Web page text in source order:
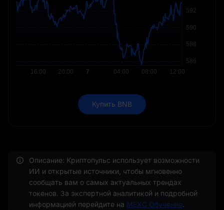
Купить BNB
Описание: Криптопульс использует возможности
ИИ и открытые источники, чтобы мгновенно
сообщать вам о самых актуальных трендах
токенов. За экспертной аналитикой и подробной
информацией перейдите на MEXC Обучение.